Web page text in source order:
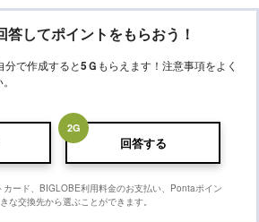
答してポイントをもらおう！
分で作成すると5Ｇ もらえます！注意事項をよく
2G
回答する
ード、BIGLOBE利用料金のお支払い、Pontaポイン
な交換先から選ぶことができます。